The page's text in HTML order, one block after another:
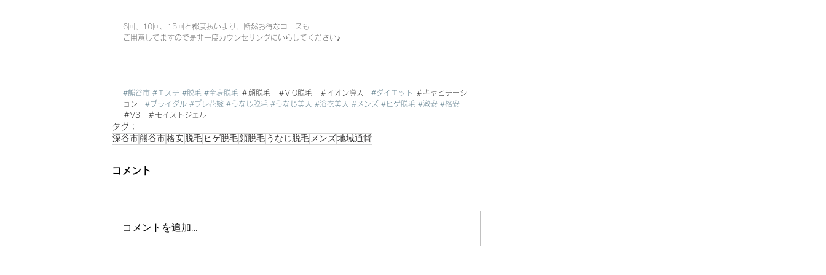
6回、10回、15回と都度払いより、断然お得なコースも
ご用意してますので是非一度カウンセリングにいらしてください♪
#熊谷市 #エステ #脱毛 #全身脱毛 ＃顔脱毛　＃VIO脱毛　＃イオン導入 #ダイエット
＃キャビテーシ
ョン #ブライダル #プレ花嫁 #うなじ脱毛 #うなじ美人 #浴衣美人 #メンズ #ヒゲ脱毛 #激安 #格安
＃V3　＃モイストジェル
タグ：
深谷市熊谷市格安脱毛 ヒゲ脱毛顔脱毛 うなじ脱毛メンズ地域通貨
コメント
コメントを追加…